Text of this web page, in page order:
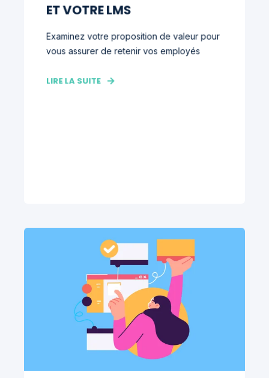
ET VOTRE LMS
Examinez votre proposition de valeur pour
vous assurer de retenir vos employés
LIRE LA SUITE